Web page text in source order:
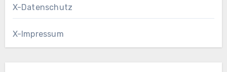
X-Datenschutz
X-Impressum